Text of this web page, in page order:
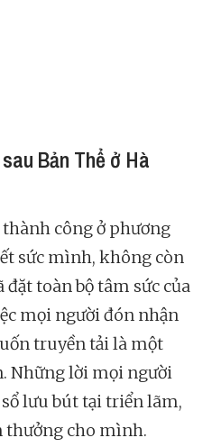
Bản Thể ở Hà
công ở phương
sức mình, không còn
toàn bộ tâm sức của
mọi người đón nhận
truyền tải là một
Những lời mọi người
lưu bút tại triển lãm,
thưởng cho mình.